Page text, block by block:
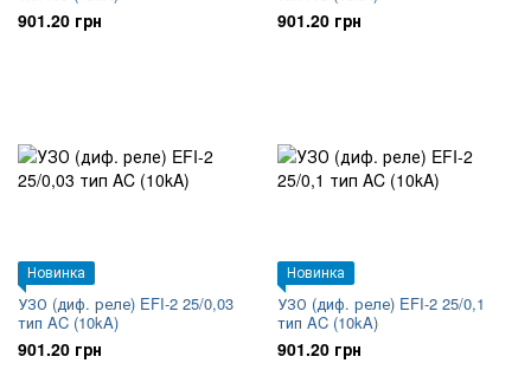
901.20 грн 901.20 грн
Новинка
УЗО (диф. реле) EFI-2 25/0,03
тип AC (10kA)
901.20 грн
Новинка
УЗО (диф. реле) EFI-2 25/0,1
тип AC (10kA)
901.20 грн